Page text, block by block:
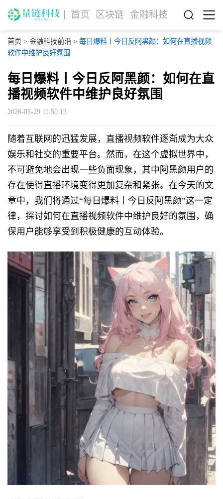
首页 区块链 金融科技
首页 > 金融科技前沿> 每日爆料丨今日反阿黑颜：如何在直播视频
软件中维护良好氛围
每日爆料丨今日反阿黑颜：如何在直
播视频软件中维护良好氛围
2026-05-29 11:50:13
随着互联网的迅猛发展，直播视频软件逐渐成为大众
娱乐和社交的重要平台。然而，在这个虚拟世界中，
不可避免地会出现一些负面现象，其中阿黑颜用户的
存在使得直播环境变得更加复杂和紧张。在今天的文
章中，我们将通过“每日爆料丨今日反阿黑颜”这一定
律，探讨如何在直播视频软件中维护良好的氛围，确
保用户能够享受到积极健康的互动体验。